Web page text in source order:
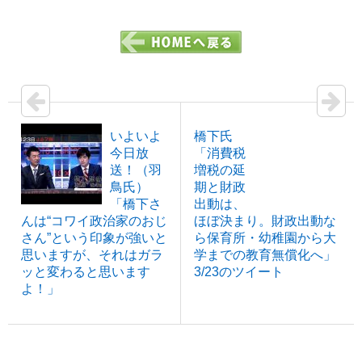
いよいよ
今日放
送！（羽
鳥氏）
「橋下さ
んは“コワイ政治家のおじ
さん”という印象が強いと
思いますが、それはガラ
ッと変わると思います
よ！」
橋下氏
「消費税
増税の延
期と財政
出動は、
ほぼ決まり。財政出動な
ら保育所・幼稚園から大
学までの教育無償化へ」
3/23のツイート